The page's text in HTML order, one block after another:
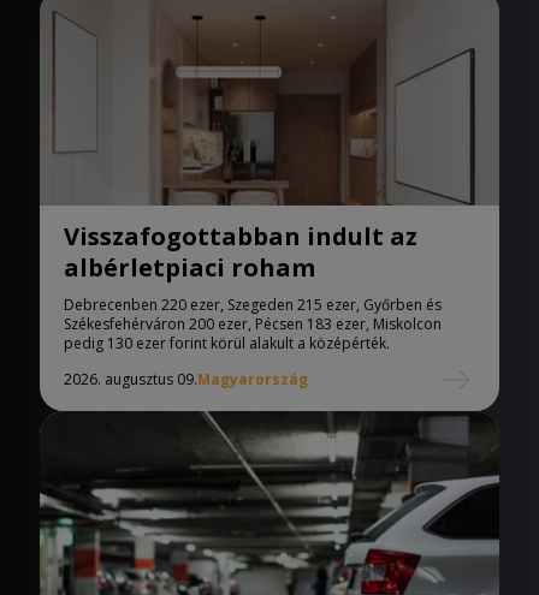
Visszafogottabban indult az
albérletpiaci roham
Debrecenben 220 ezer, Szegeden 215 ezer, Győrben és
Székesfehérváron 200 ezer, Pécsen 183 ezer, Miskolcon
pedig 130 ezer forint körül alakult a középérték.
2026. augusztus 09.Magyarország